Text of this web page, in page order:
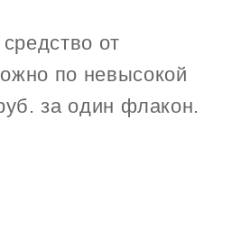
от
по невысокой
за один флакон.